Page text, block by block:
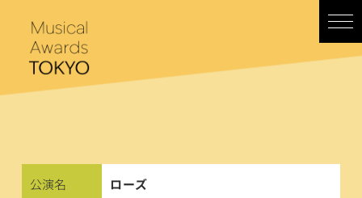
へ
公演名 ローズ